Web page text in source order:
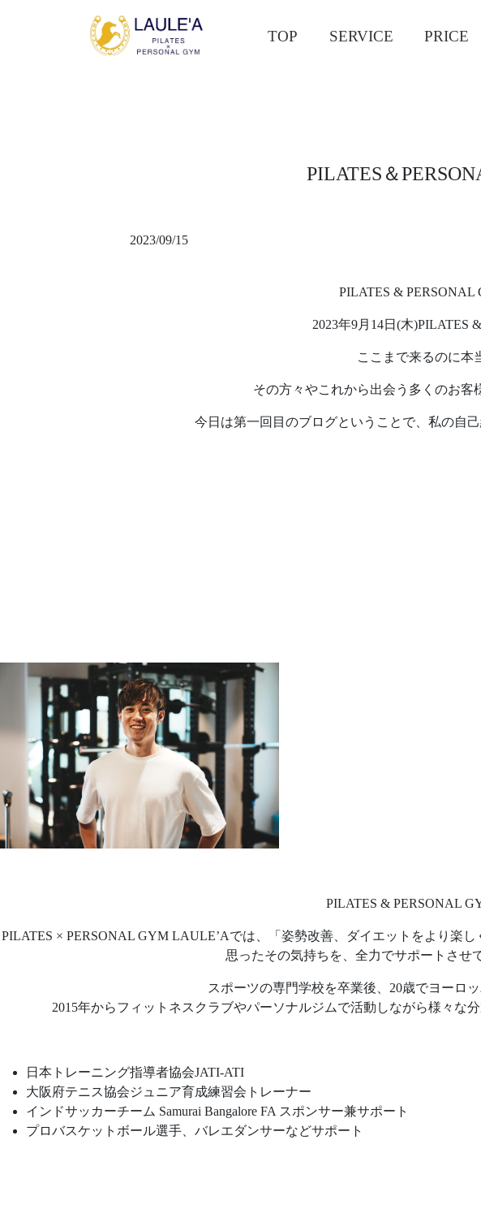
TOP SERVICE PRICE
PILATES＆
2023/09/15
PILATES & PERSONAL
2023年9月14日(木)PILATES
ここまで来るのに本
その方々やこれから出会う多くのお客
今日は第一回目のブログということで、私の自
PILATES & PERSONAL
PILATES × PERSONAL GYM LAULE’Aでは、「姿勢改善、ダイエットをより楽
思ったその気持ちを、全力でサポートさせ
スポーツの専門学校を卒業後、20歳でヨーロ
2015年からフィットネスクラブやパーソナルジムで活動しながら様々な
日本トレーニング指導者協会JATI-ATI
大阪府テニス協会ジュニア育成練習会トレーナー
インドサッカーチーム Samurai Bangalore FA スポンサー兼サポート
プロバスケットボール選手、バレエダンサーなどサポート